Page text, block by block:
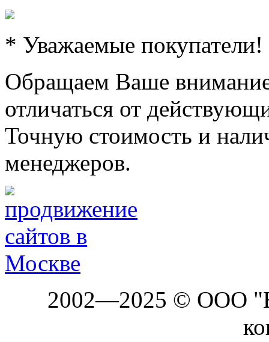
* Уважаемые покупатели!
Обращаем Ваше
отличаться от
Точную стоимость и
менеджеров.
2002—2025 © ООО